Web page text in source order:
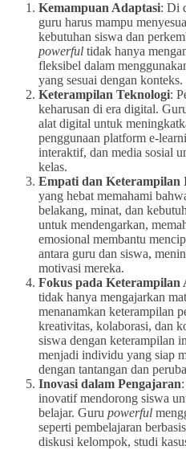
Kemampuan Adaptasi: Di
guru harus mampu
kebutuhan siswa dan
powerful tidak hanya
fleksibel dalam
yang sesuai dengan konteks.
Keterampilan Teknologi:
keharusan di era digital.
alat digital untuk
penggunaan platform e-
interaktif, dan media sosial
kelas.
Empati dan Keterampilan
yang hebat memahami
belakang, minat, dan
untuk mendengarkan,
emosional membantu
antara guru dan siswa,
motivasi mereka.
Fokus pada Keterampilan
tidak hanya mengajarkan
menanamkan keterampilan
kreativitas, kolaborasi, dan
siswa dengan keterampilan
menjadi individu yang siap
dengan tantangan dan
Inovasi dalam Pengajaran
inovatif mendorong siswa
belajar. Guru powerful
seperti pembelajaran
diskusi kelompok, studi